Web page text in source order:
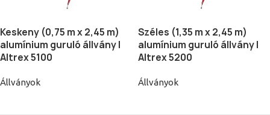
Keskeny (0,75 m x 2,45 m)
alumínium guruló állvány |
Altrex 5100
Állványok
Széles (1,35 m x 2,45 m)
alumínium guruló állvány |
Altrex 5200
Állványok